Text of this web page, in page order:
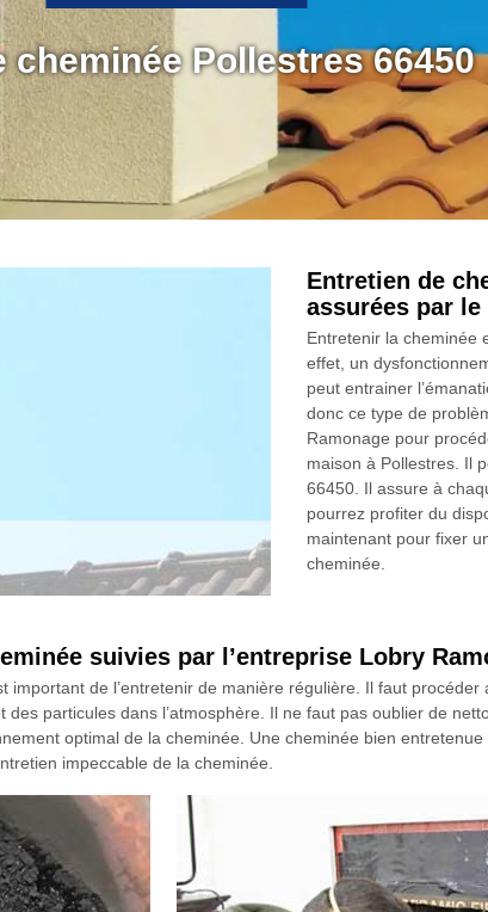
Pollestres 66450
Entretien de
assurées par
Entretenir la cheminée
effet, un
peut entrainer
donc ce type de
Ramonage pour
maison à Pollestres. Il
66450. Il assure à
pourrez profiter du
maintenant pour fixer
cheminée.
suivies par l’entreprise Lobry
de l’entretenir de manière régulière. Il faut
particules dans l’atmosphère. Il ne faut pas oublier de
optimal de la cheminée. Une cheminée bien
impeccable de la cheminée.